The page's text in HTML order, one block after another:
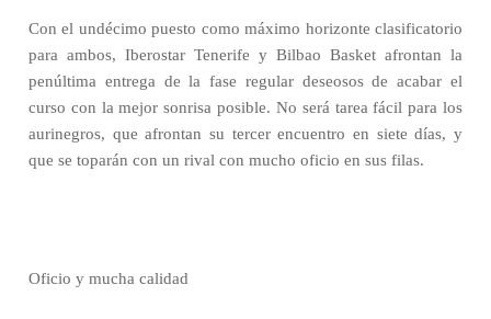
Con el undécimo puesto como máximo horizonte clasificatorio
para ambos, Iberostar Tenerife y Bilbao Basket afrontan la
penúltima entrega de la fase regular deseosos de acabar el
curso con la mejor sonrisa posible. No será tarea fácil para los
aurinegros, que afrontan su tercer encuentro en siete días, y
que se toparán con un rival con mucho oficio en sus filas.
Oficio y mucha calidad